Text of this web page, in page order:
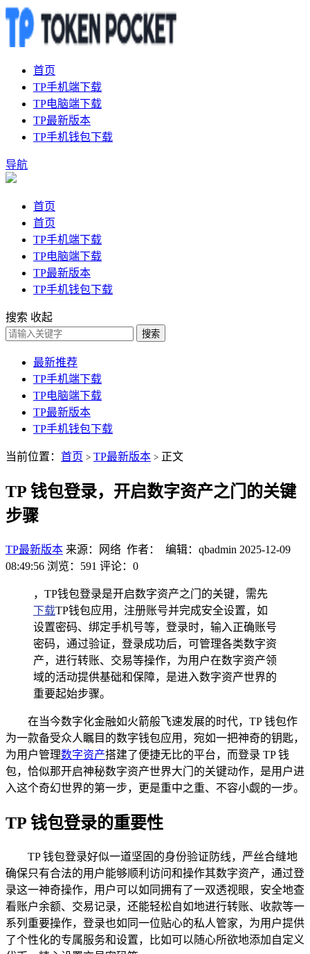
首页
TP手机端下载
TP电脑端下载
TP最新版本
TP手机钱包下载
导航
首页
首页
TP手机端下载
TP电脑端下载
TP最新版本
TP手机钱包下载
搜索 收起
搜索
最新推荐
TP手机端下载
TP电脑端下载
TP最新版本
TP手机钱包下载
当前位置： 首页 > TP最新版本 > 正文
TP 钱包登录，开启数字资产之门的关键
步骤
TP最新版本 来源：网络 作者： 编辑：qbadmin 2025-12-09
08:49:56 浏览：591 评论：0
，TP钱包登录是开启数字资产之门的关键，需先
下载TP钱包应用，注册账号并完成安全设置，如
设置密码、绑定手机号等，登录时，输入正确账号
密码，通过验证，登录成功后，可管理各类数字资
产，进行转账、交易等操作，为用户在数字资产领
域的活动提供基础和保障，是进入数字资产世界的
重要起始步骤。
在当今数字化金融如火箭般飞速发展的时代，TP 钱包作
为一款备受众人瞩目的数字钱包应用，宛如一把神奇的钥匙，
为用户管理数字资产搭建了便捷无比的平台，而登录 TP 钱
包，恰似那开启神秘数字资产世界大门的关键动作，是用户进
入这个奇幻世界的第一步，更是重中之重、不容小觑的一步。
TP 钱包登录的重要性
TP 钱包登录好似一道坚固的身份验证防线，严丝合缝地
确保只有合法的用户能够顺利访问和操作其数字资产，通过登
录这一神奇操作，用户可以如同拥有了一双透视眼，安全地查
看账户余额、交易记录，还能轻松自如地进行转账、收款等一
系列重要操作，登录也如同一位贴心的私人管家，为用户提供
了个性化的专属服务和设置，比如可以随心所欲地添加自定义